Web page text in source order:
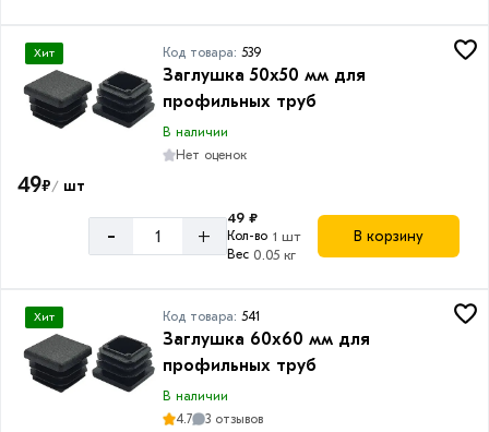
Хит Код товара: 539
Заглушка 50х50 мм для
профильных труб
В наличии
Нет оценок
49₽/ шт
- +
49 ₽
Кол-во 1 шт
Вес 0.05 кг
В корзину
Хит Код товара: 541
Заглушка 60х60 мм для
профильных труб
В наличии
4.7
3 отзывов